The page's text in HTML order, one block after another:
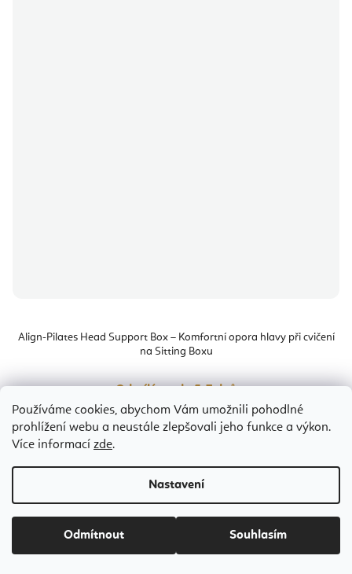
Používáme cookies, abychom Vám umožnili pohodlné
prohlížení webu a neustále zlepšovali jeho funkce a výkon.
Více informací zde.
Nastavení
Odmítnout Souhlasím
Align-Pilates Head Support Box – Komfortní opora hlavy při cvičení
na Sitting Boxu
Odesíláme do 5-7 dnů
1 599 Kč